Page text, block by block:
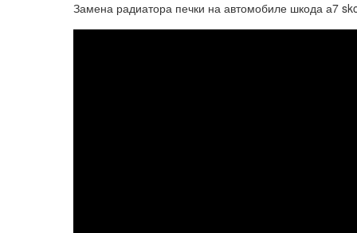
Замена радиатора печки на автомобиле шкода а7